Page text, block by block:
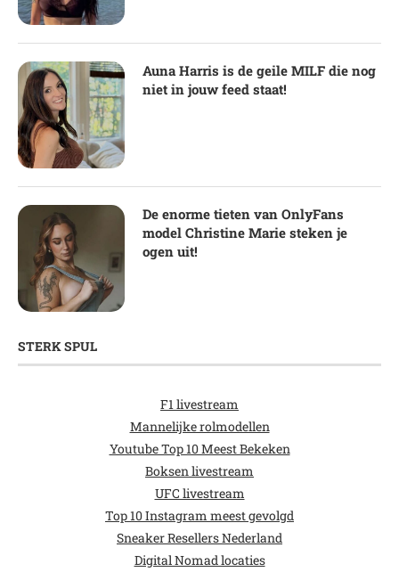
Auna Harris is de geile MILF die nog
niet in jouw feed staat!
De enorme tieten van OnlyFans
model Christine Marie steken je
ogen uit!
STERK SPUL
F1 livestream
Mannelijke rolmodellen
Youtube Top 10 Meest Bekeken
Boksen livestream
UFC livestream
Top 10 Instagram meest gevolgd
Sneaker Resellers Nederland
Digital Nomad locaties